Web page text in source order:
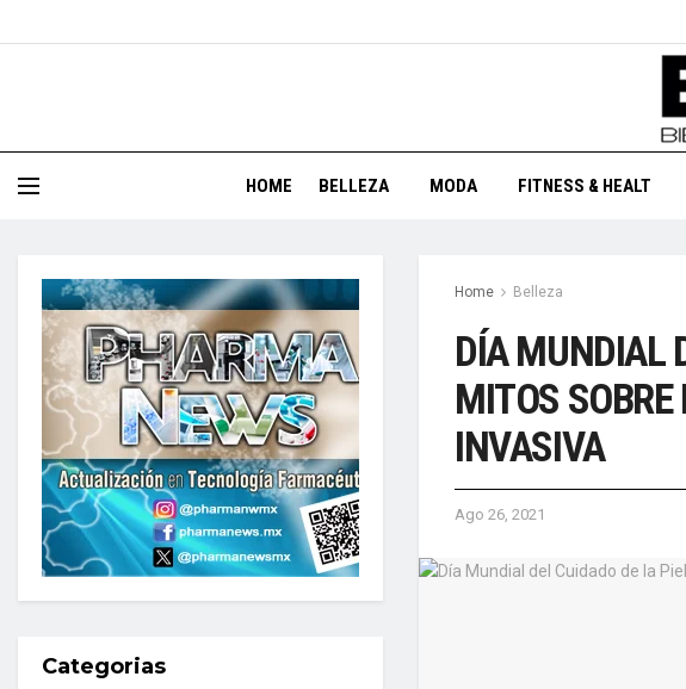
HOME BELLEZA MODA FITNESS & HEALT
Home Belleza
DÍA MUNDIAL
MITOS
INVASIVA
Ago 26, 2021
Categorias